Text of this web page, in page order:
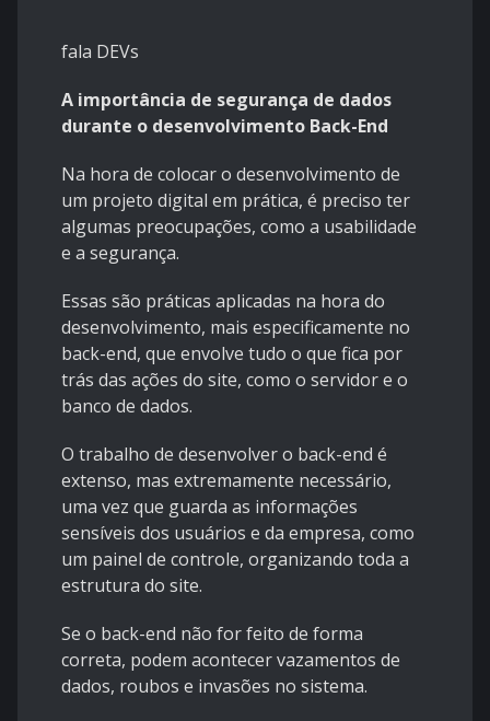
fala DEVs
A importância de segurança de dados
durante o desenvolvimento Back-End
Na hora de colocar o desenvolvimento de
um projeto digital em prática, é preciso ter
algumas preocupações, como a usabilidade
e a segurança.
Essas são práticas aplicadas na hora do
desenvolvimento, mais especificamente no
back-end, que envolve tudo o que fica por
trás das ações do site, como o servidor e o
banco de dados.
O trabalho de desenvolver o back-end é
extenso, mas extremamente necessário,
uma vez que guarda as informações
sensíveis dos usuários e da empresa, como
um painel de controle, organizando toda a
estrutura do site.
Se o back-end não for feito de forma
correta, podem acontecer vazamentos de
dados, roubos e invasões no sistema.